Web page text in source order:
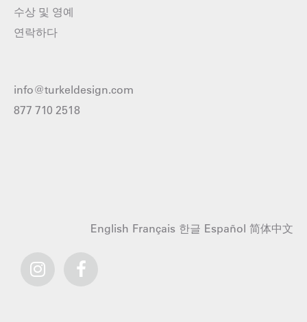
수상 및 영예
연락하다
info@turkeldesign.com
877 710 2518
English Français 한글 Español 简体中文